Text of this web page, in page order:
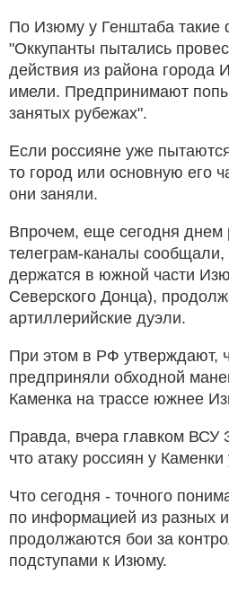
По Изюму у Генштаба такие
"Оккупанты пытались
действия из района города
имели. Предпринимают
занятых рубежах".
Если россияне уже
то город или основную его
они заняли.
Впрочем, еще сегодня днем
телеграм-каналы
держатся в южной части
Северского Донца),
артиллерийские дуэли.
При этом в РФ утверждают,
предприняли обходной
Каменка на трассе южнее
Правда, вчера главком
что атаку россиян у
Что сегодня - точного
по информацией из разных
продолжаются бои за
подступами к Изюму.